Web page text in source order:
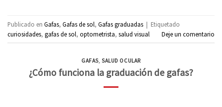
Publicado en Gafas, Gafas de sol, Gafas graduadas | Etiquetado
curiosidades, gafas de sol, optometrista, salud visual Deje un comentario
GAFAS,SALUD OCULAR
¿Cómo funciona la graduación de gafas?